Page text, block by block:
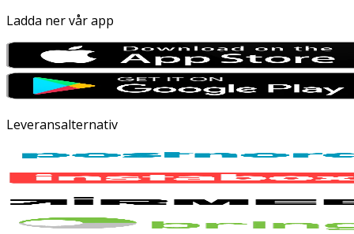
Ladda ner vår app
Leveransalternativ